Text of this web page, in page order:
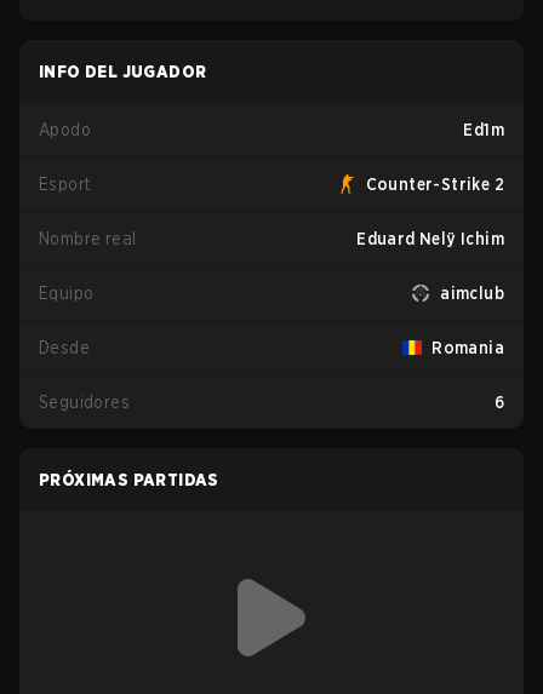
INFO DEL JUGADOR
Apodo Ed1m
Esport Counter-Strike 2
Nombre real Eduard Nelÿ Ichim
Equipo aimclub
Desde Romania
Seguidores 6
PRÓXIMAS PARTIDAS